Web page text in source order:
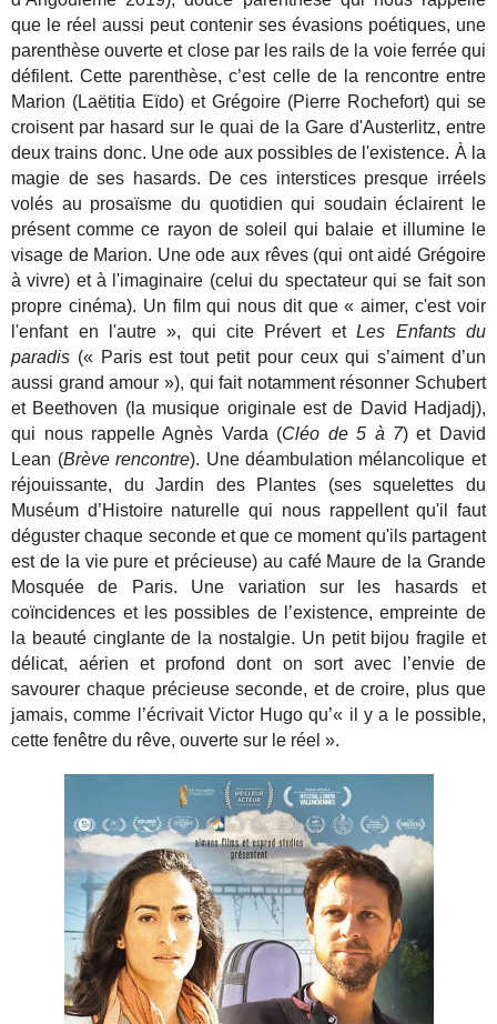
que le réel aussi peut contenir ses évasions poétiques, une
parenthèse ouverte et close par les rails de la voie ferrée qui
défilent. Cette parenthèse, c’est celle de la rencontre entre
Marion (Laëtitia Eïdo) et Grégoire (Pierre Rochefort) qui se
croisent par hasard sur le quai de la Gare d'Austerlitz, entre
deux trains donc. Une ode aux possibles de l'existence. À la
magie de ses hasards. De ces interstices presque irréels
volés au prosaïsme du quotidien qui soudain éclairent le
présent comme ce rayon de soleil qui balaie et illumine le
visage de Marion. Une ode aux rêves (qui ont aidé Grégoire
à vivre) et à l'imaginaire (celui du spectateur qui se fait son
propre cinéma). Un film qui nous dit que « aimer, c'est voir
l'enfant en l'autre », qui cite Prévert etLes Enfants du
paradis (« Paris est tout petit pour ceux qui s’aiment d’un
aussi grand amour »), qui fait notamment résonner Schubert
et Beethoven (la musique originale est de David Hadjadj),
qui nous rappelle Agnès Varda (Cléo de 5 à 7) et David
Lean (Brève rencontre). Une déambulation mélancolique et
réjouissante, du Jardin des Plantes (ses squelettes du
Muséum d’Histoire naturelle qui nous rappellent qu'il faut
déguster chaque seconde et que ce moment qu'ils partagent
est de la vie pure et précieuse) au café Maure de la Grande
Mosquée de Paris. Une variation sur les hasards et
coïncidences et les possibles de l’existence, empreinte de
la beauté cinglante de la nostalgie. Un petit bijou fragile et
délicat, aérien et profond dont on sort avec l’envie de
savourer chaque précieuse seconde, et de croire, plus que
jamais, comme l’écrivait Victor Hugo qu’« il y a le possible,
cette fenêtre du rêve, ouverte sur le réel ».